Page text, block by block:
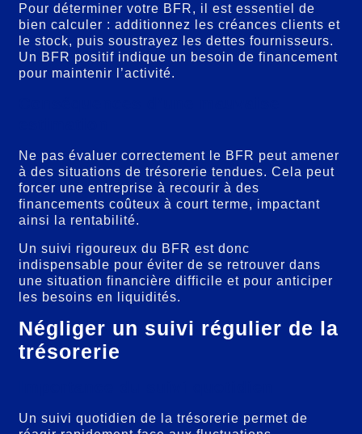
Pour déterminer votre BFR, il est essentiel de
bien calculer : additionnez les créances clients et
le stock, puis soustrayez les dettes fournisseurs.
Un BFR positif indique un besoin de financement
pour maintenir l’activité.
Ne pas évaluer correctement le BFR peut amener
à des situations de trésorerie tendues. Cela peut
forcer une entreprise à recourir à des
financements coûteux à court terme, impactant
ainsi la rentabilité.
Un suivi rigoureux du BFR est donc
indispensable pour éviter de se retrouver dans
une situation financière difficile et pour anticiper
les besoins en liquidités.
Négliger un suivi régulier de la
trésorerie
Un suivi quotidien de la trésorerie permet de